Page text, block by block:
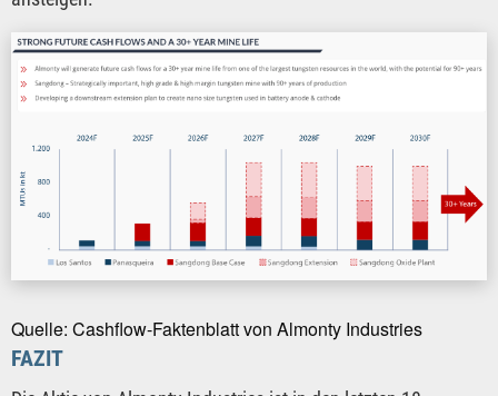
Quelle: Cashflow-Faktenblatt von Almonty Industries
FAZIT